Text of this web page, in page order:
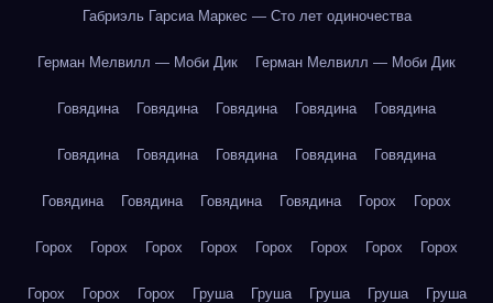
Габриэль Гарсиа Маркес — Сто лет одиночества
Герман Мелвилл — Моби Дик Герман Мелвилл — Моби Дик
Говядина Говядина Говядина Говядина Говядина
Говядина Говядина Говядина Говядина Говядина
Говядина Говядина Говядина Говядина Горох Горох
Горох Горох Горох Горох Горох Горох Горох Горох
Горох Горох Горох Груша Груша Груша Груша Груша